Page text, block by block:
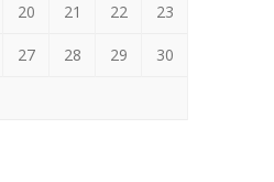
20 21 22 23
27 28 29 30